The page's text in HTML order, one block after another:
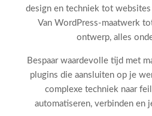
design en techniek tot
Van WordPress-maatwerk
ontwerp, alles
Bespaar waardevolle tijd met
plugins die aansluiten op je
complexe techniek naar
automatiseren, verbinden en